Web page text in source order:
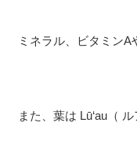
ミネラル、ビタミンA
また、葉は Lū‘au（